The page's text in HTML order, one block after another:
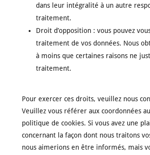
dans leur intégralité à un autre
traitement.
Droit d’opposition : vous pouvez
traitement de vos données. Nous
à moins que certaines raisons ne
traitement.
Pour exercer ces droits, veuillez nous
Veuillez vous référer aux coordonnées
politique de cookies. Si vous avez une
concernant la façon dont nous traitons
nous aimerions en être informés, mais